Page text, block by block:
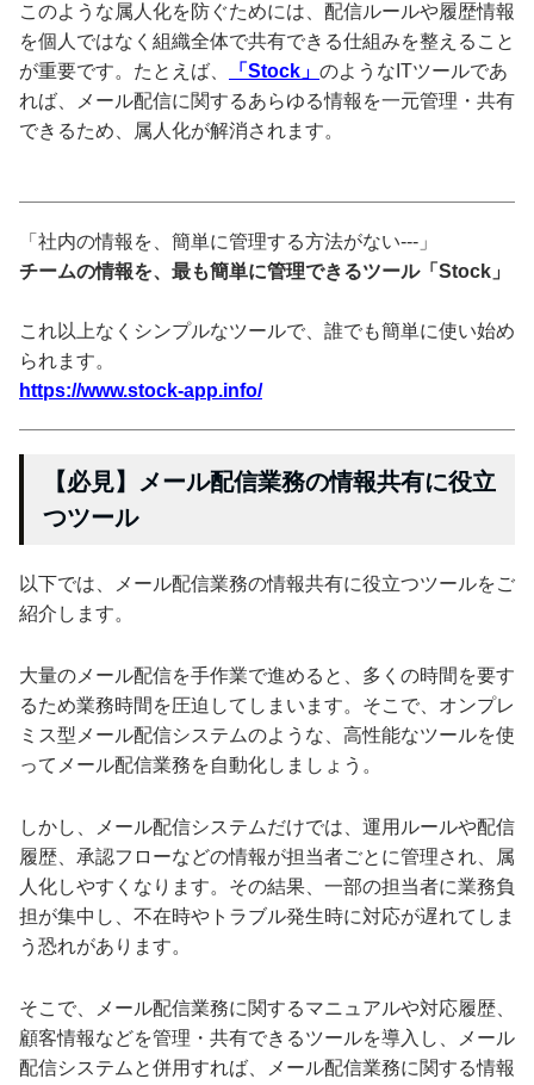
このような属人化を防ぐためには、配信ルールや履歴情報
を個人ではなく組織全体で共有できる仕組みを整えること
が重要です。たとえば、
「Stock」 のようなITツールであ
れば、メール配信に関するあらゆる情報を一元管理・共有
できるため、属人化が解消されます。
「社内の情報を、簡単に管理する方法がない---」
チームの情報を、最も簡単に管理できるツール「Stock」
これ以上なくシンプルなツールで、誰でも簡単に使い始め
られます。
https://www.stock-app.info/
【必見】メール配信業務の情報共有に役立
つツール
以下では、メール配信業務の情報共有に役立つツールをご
紹介します。
大量のメール配信を手作業で進めると、多くの時間を要す
るため業務時間を圧迫してしまいます。そこで、オンプレ
ミス型メール配信システムのような、高性能なツールを使
ってメール配信業務を自動化しましょう。
しかし、メール配信システムだけでは、運用ルールや配信
履歴、承認フローなどの情報が担当者ごとに管理され、属
人化しやすくなります。その結果、一部の担当者に業務負
担が集中し、不在時やトラブル発生時に対応が遅れてしま
う恐れがあります。
そこで、メール配信業務に関するマニュアルや対応履歴、
顧客情報などを管理・共有できるツールを導入し、メール
配信システムと併用すれば、メール配信業務に関する情報